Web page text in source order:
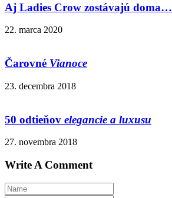
Aj Ladies Crow zostávajú doma…
22. marca 2020
Čarovné Vianoce
23. decembra 2018
50 odtieňov elegancie a luxusu
27. novembra 2018
Write A Comment